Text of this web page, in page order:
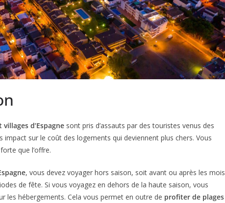
villages d’Espagne sont pris d’assauts par des touristes venus des
impact sur le coût des logements qui deviennent plus chers. Vous
que l’offre.
, vous devez voyager hors saison, soit avant ou après les mois
de fête. Si vous voyagez en dehors de la haute saison, vous
les hébergements. Cela vous permet en outre de profiter de plages